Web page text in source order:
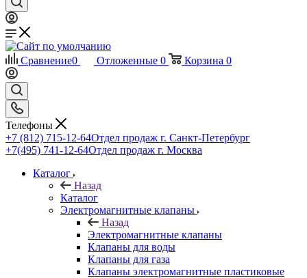
Сравнение0 Отложенные 0 Корзина 0
Телефоны
+7 (812) 715-12-64Отдел продаж г. Санкт-Петербург
+7(495) 741-12-64Отдел продаж г. Москва
Каталог
Назад
Каталог
Электромагнитные клапаны
Назад
Электромагнитные клапаны
Клапаны для воды
Клапаны для газа
Клапаны электромагнитные пластиковые